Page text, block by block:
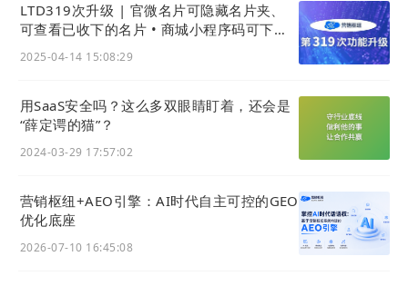
LTD319次升级 | 官微名片可隐藏名片夹、
可查看已收下的名片 • 商城小程序码可下载
可分享 • 商品导出支持一次2000条
2025-04-14 15:08:29
用SaaS安全吗？这么多双眼睛盯着，还会是
“薛定谔的猫”？
2024-03-29 17:57:02
营销枢纽+AEO引擎：AI时代自主可控的GEO
优化底座
2026-07-10 16:45:08